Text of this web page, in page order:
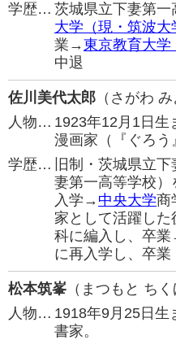
学歴… 茨城県立下妻第
大学（現・筑波大
業→東京教育大学
中退
佐川美代太郎 （さがわ
人物… 1923年12月1日生
漫画家（『ぐろう
学歴…
旧制・茨城県立
妻第一高等学校
入学→ 中央大学商
家として活躍した
科に編入し、卒
に再入学し、卒業
松本筑峯 （まつもと ちく
人物… 1918年9月25日生
書家。